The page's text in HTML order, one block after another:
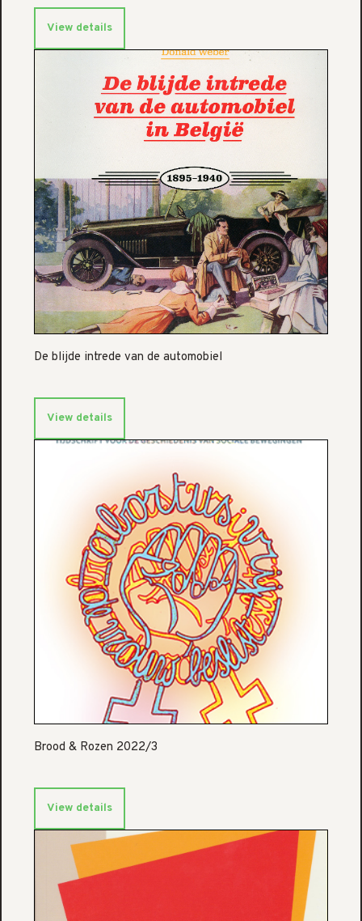
View details
De blijde intrede van de automobiel
View details
Brood & Rozen 2022/3
View details